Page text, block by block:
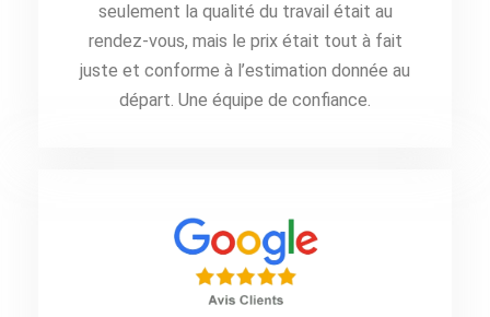
seulement la qualité du travail était au
rendez-vous, mais le prix était tout à fait
juste et conforme à l’estimation donnée au
départ. Une équipe de confiance.